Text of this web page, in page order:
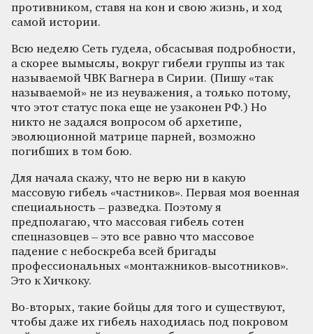
противником, ставя на кон и свою жизнь, и ход
самой истории.
Всю неделю Сеть гудела, обсасывая подробности,
а скорее вымыслы, вокруг гибели группы из так
называемой ЧВК Вагнера в Сирии. (Пишу «так
называемой» не из неуважения, а только потому,
что этот статус пока еще не узаконен РФ.) Но
никто не задался вопросом об архетипе,
эволюционной матрице парней, возможно
погибших в том бою.
Для начала скажу, что не верю ни в какую
массовую гибель «частников». Первая моя военная
специальность – разведка. Поэтому я
предполагаю, что массовая гибель сотен
спецназовцев – это все равно что массовое
падение с небоскреба всей бригады
профессиональных «монтажников-высотников».
Это к Хичкоку.
Во-вторых, такие бойцы для того и существуют,
чтобы даже их гибель находилась под покровом